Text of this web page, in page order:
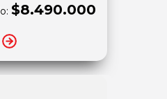
$8.490.000